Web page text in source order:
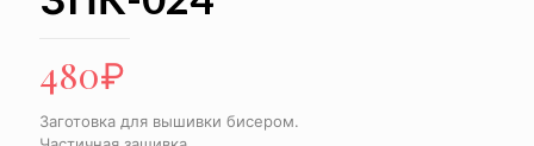
480₽
Заготовка для вышивки бисером.